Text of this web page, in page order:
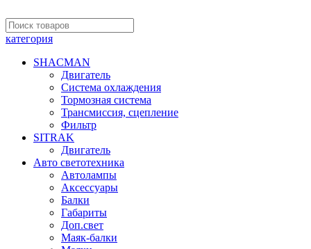
категория
SHACMAN
Двигатель
Система охлаждения
Тормозная система
Трансмиссия, сцепление
Фильтр
SITRAK
Двигатель
Авто светотехника
Автолампы
Аксессуары
Балки
Габариты
Доп.свет
Маяк-балки